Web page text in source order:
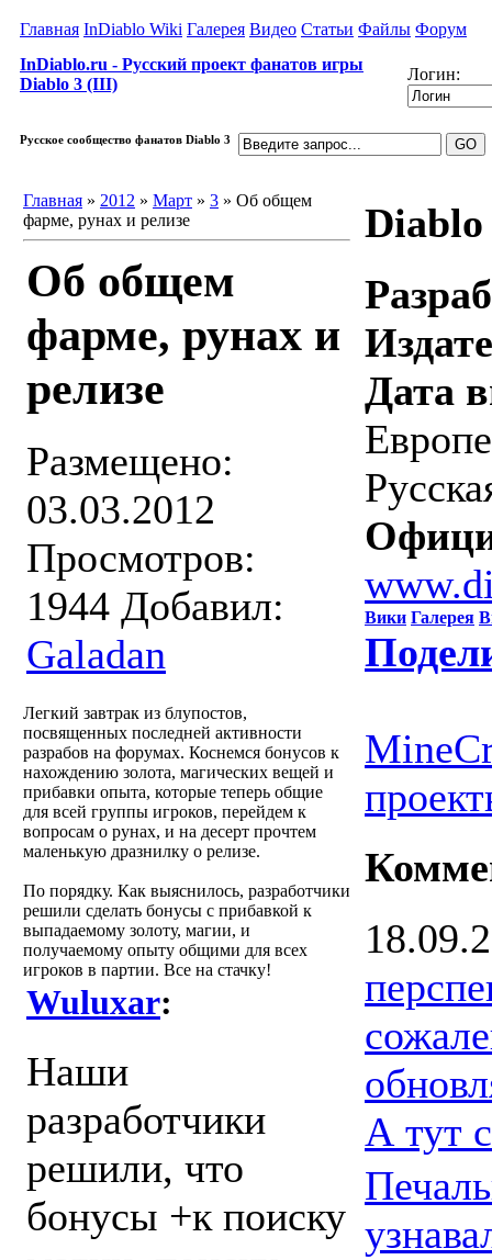
Главная InDiablo Wiki Галерея Видео Статьи Файлы Форум
InDiablo.ru - Русский проект фанатов игры
Diablo 3 (III)
Логин:
Русское сообщество фанатов Diablo 3
Главная » 2012 » Март » 3 » Об общем
фарме, рунах и релизе
Об общем
фарме, рунах и
релизе
Размещено:
03.03.2012
Просмотров:
1944 Добавил:
Galadan
Легкий завтрак из блупостов,
посвященных последней активности
разрабов на форумах. Коснемся бонусов к
нахождению золота, магических вещей и
прибавки опыта, которые теперь общие
для всей группы игроков, перейдем к
вопросам о рунах, и на десерт прочтем
маленькую дразнилку о релизе.
По порядку. Как выяснилось, разработчики
решили сделать бонусы с прибавкой к
выпадаемому золоту, магии, и
получаемому опыту общими для всех
игроков в партии. Все на стачку!
Wuluxar:
Наши
разработчики
решили, что
бонусы +к поиску
Дата
Вики Галерея
А тут